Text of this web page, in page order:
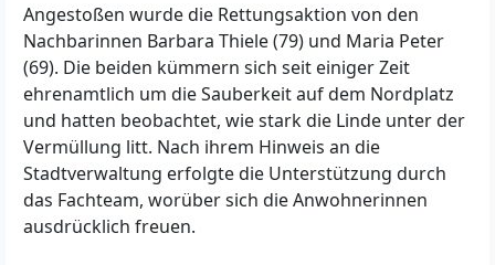
Angestoßen wurde die Rettungsaktion von den
Nachbarinnen Barbara Thiele (79) und Maria Peter
(69). Die beiden kümmern sich seit einiger Zeit
ehrenamtlich um die Sauberkeit auf dem Nordplatz
und hatten beobachtet, wie stark die Linde unter der
Vermüllung litt. Nach ihrem Hinweis an die
Stadtverwaltung erfolgte die Unterstützung durch
das Fachteam, worüber sich die Anwohnerinnen
ausdrücklich freuen.